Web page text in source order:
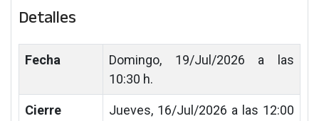
Detalles
Fecha
Domingo, 19/Jul/2026 a las
10:30 h.
Cierre
Jueves, 16/Jul/2026 a las 12:00